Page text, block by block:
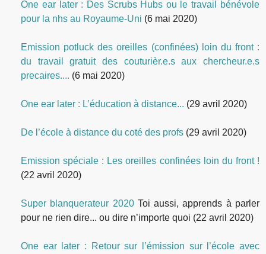
One ear later : Des Scrubs Hubs ou le travail bénévole
pour la nhs au Royaume-Uni (6 mai 2020)
Emission potluck des oreilles (confinées) loin du front :
du travail gratuit des couturièr.e.s aux chercheur.e.s
precaires.... (6 mai 2020)
One ear later : L’éducation à distance... (29 avril 2020)
De l’école à distance du coté des profs (29 avril 2020)
Emission spéciale : Les oreilles confinées loin du front !
(22 avril 2020)
Super blanquerateur 2020 Toi aussi, apprends à parler
pour ne rien dire... ou dire n’importe quoi (22 avril 2020)
One ear later : Retour sur l’émission sur l’école avec